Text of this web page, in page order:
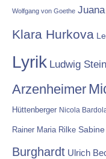
Wolfgang von Goethe
Klara Hurkova
Lyrik Ludwig
Arzenheimer
Hüttenberger Nicola
Rainer Maria Rilke
Burghardt Ulrich